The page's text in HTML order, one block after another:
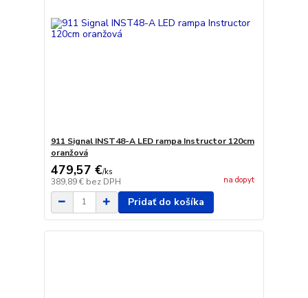
911 Signal INST48-A LED rampa Instructor 120cm
oranžová
479,57 €/ks
389,89 € bez DPH na dopyt
Pridať do košíka